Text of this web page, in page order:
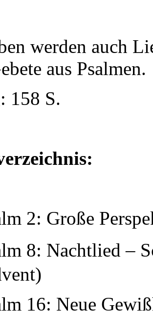
werden auch
aus Psalmen.
158 S.
2: Große
8: Nachtlied –
16: Neue